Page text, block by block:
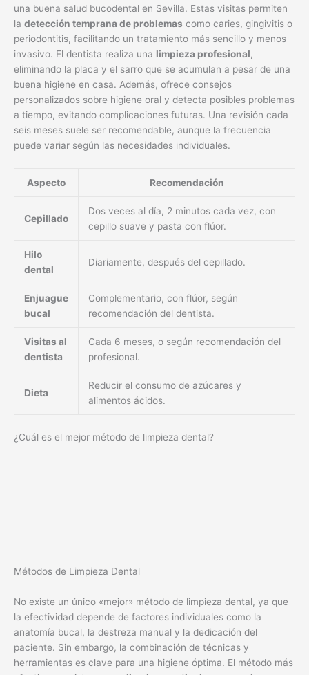
una buena salud bucodental en Sevilla. Estas visitas permiten
la detección temprana de problemas como caries, gingivitis o
periodontitis, facilitando un tratamiento más sencillo y menos
invasivo. El dentista realiza una limpieza profesional,
eliminando la placa y el sarro que se acumulan a pesar de una
buena higiene en casa. Además, ofrece consejos
personalizados sobre higiene oral y detecta posibles problemas
a tiempo, evitando complicaciones futuras. Una revisión cada
seis meses suele ser recomendable, aunque la frecuencia
puede variar según las necesidades individuales.
Aspecto Recomendación
Cepillado
Dos veces al día, 2 minutos cada vez, con
cepillo suave y pasta con flúor.
Hilo
dental
Diariamente, después del cepillado.
Enjuague
bucal
Complementario, con flúor, según
recomendación del dentista.
Visitas al
dentista
Cada 6 meses, o según recomendación del
profesional.
Dieta
Reducir el consumo de azúcares y
alimentos ácidos.
¿Cuál es el mejor método de limpieza dental?
herramientas es clave para una higiene óptima. El método más
combine el cepillado, el uso de hilo dental y enjuagues bucales,
junto con visitas periódicas al dentista para limpiezas
profesionales. La clave está en la constancia y la correcta
técnica en cada paso.